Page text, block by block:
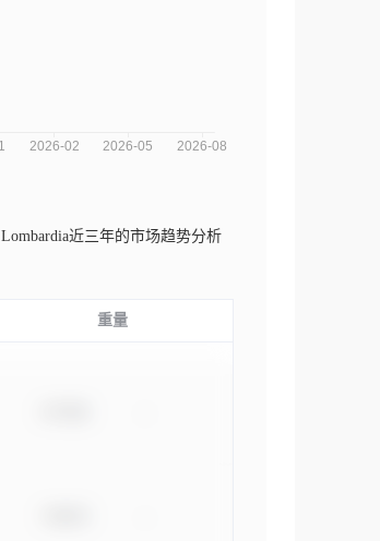
近三年的市场趋势分析
重量